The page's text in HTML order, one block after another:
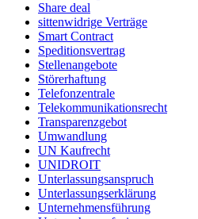
Share deal
sittenwidrige Verträge
Smart Contract
Speditionsvertrag
Stellenangebote
Störerhaftung
Telefonzentrale
Telekommunikationsrecht
Transparenzgebot
Umwandlung
UN Kaufrecht
UNIDROIT
Unterlassungsanspruch
Unterlassungserklärung
Unternehmensführung